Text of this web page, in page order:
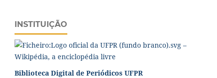
INSTITUIÇÃO
Biblioteca Digital de Periódicos UFPR